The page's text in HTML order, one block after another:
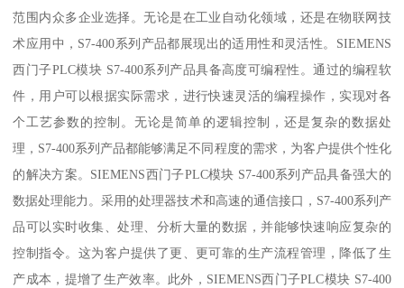
范围内众多企业选择。无论是在工业自动化领域，还是在物联网技
术应用中，S7-400系列产品都展现出的适用性和灵活性。SIEMENS
西门子PLC模块 S7-400系列产品具备高度可编程性。通过的编程软
件，用户可以根据实际需求，进行快速灵活的编程操作，实现对各
个工艺参数的控制。无论是简单的逻辑控制，还是复杂的数据处
理，S7-400系列产品都能够满足不同程度的需求，为客户提供个性化
的解决方案。SIEMENS西门子PLC模块 S7-400系列产品具备强大的
数据处理能力。采用的处理器技术和高速的通信接口，S7-400系列产
品可以实时收集、处理、分析大量的数据，并能够快速响应复杂的
控制指令。这为客户提供了更、更可靠的生产流程管理，降低了生
产成本，提增了生产效率。此外，SIEMENS西门子PLC模块 S7-400